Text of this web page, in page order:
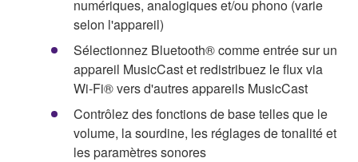
numériques, analogiques et/ou phono (varie
selon l'appareil)
Sélectionnez Bluetooth® comme entrée sur un
appareil MusicCast et redistribuez le flux via
Wi-Fi® vers d'autres appareils MusicCast
Contrôlez des fonctions de base telles que le
volume, la sourdine, les réglages de tonalité et
les paramètres sonores